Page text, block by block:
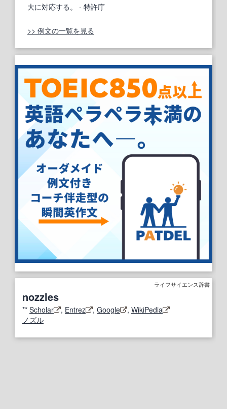
大に対応する。 - 特許庁
>> 例文の一覧を見る
ライフサイエンス辞書
nozzles
** Scholar , Entrez , Google , WikiPedia
ノズル